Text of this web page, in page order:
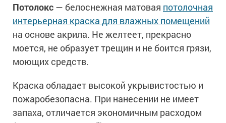
Потолокс — белоснежная матовая потолочная
интерьерная краска для влажных помещений
на основе акрила. Не желтеет, прекрасно
моется, не образует трещин и не боится грязи,
моющих средств.
Краска обладает высокой укрывистостью и
пожаробезопасна. При нанесении не имеет
запаха, отличается экономичным расходом